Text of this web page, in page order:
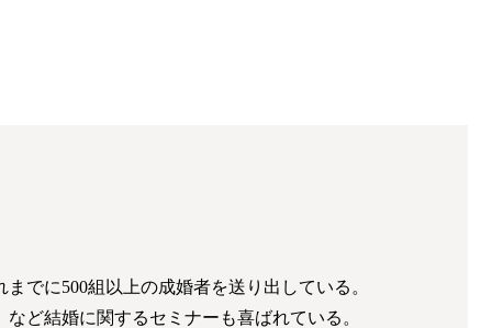
でに500組以上の成婚者を送り出している。
ど結婚に関するセミナーも喜ばれている。